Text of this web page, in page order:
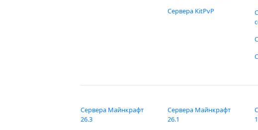
Сервера KitPvP
Сервера Майнкрафт
26.3
Сервера Майнкрафт
26.1